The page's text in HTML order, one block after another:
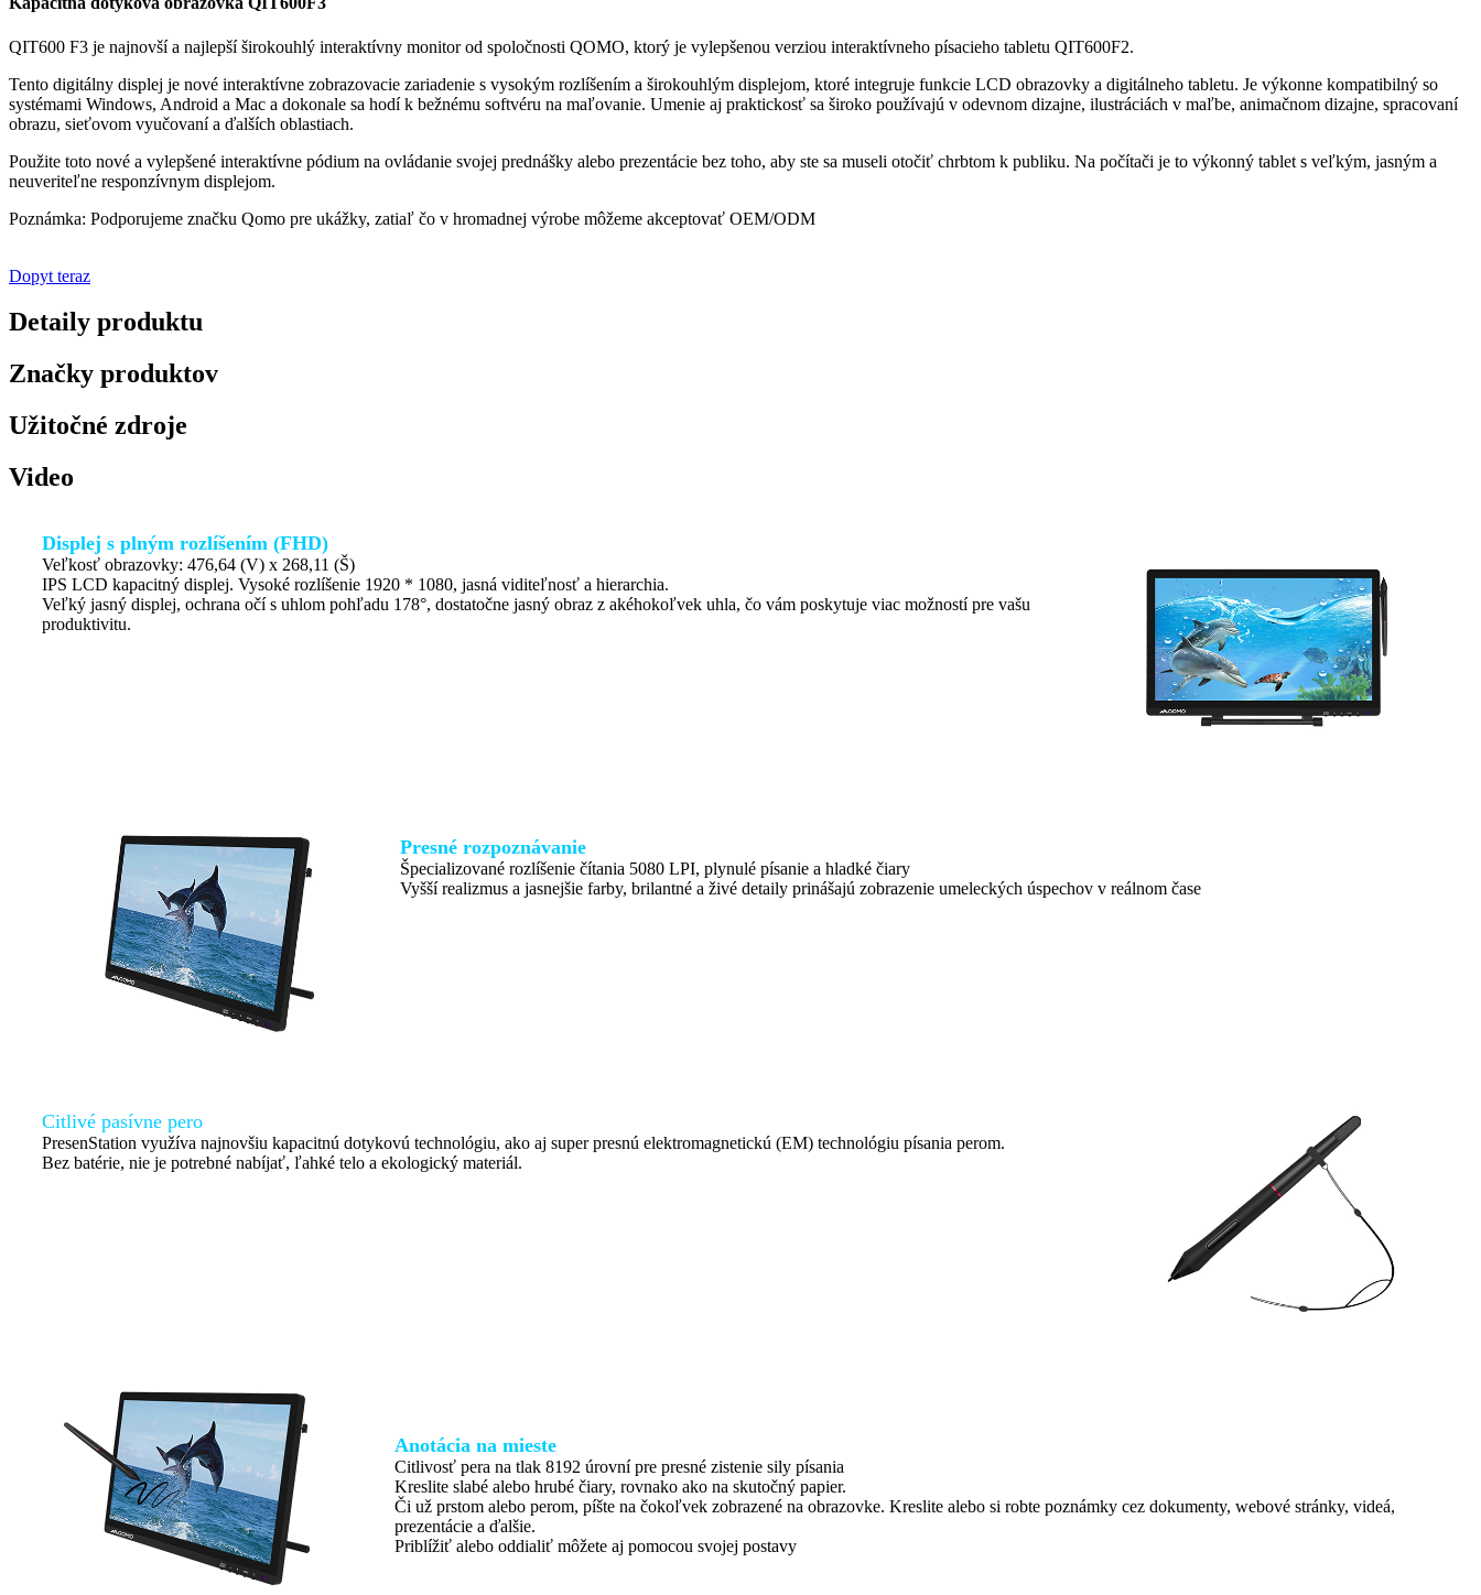
QIT600 F3 je najnovší a najlepší širokouhlý interaktívny monitor od spoločnosti QOMO, ktorý je vylepšenou verziou interaktívneho písacieho tabletu QIT600F2.
Tento digitálny displej je nové interaktívne zobrazovacie zariadenie s vysokým rozlíšením a širokouhlým displejom, ktoré integruje funkcie LCD obrazovky a digitálneho tabletu. Je výkonne kompatibilný so
systémami Windows, Android a Mac a dokonale sa hodí k bežnému softvéru na maľovanie. Umenie aj praktickosť sa široko používajú v odevnom dizajne, ilustráciách v maľbe, animačnom dizajne, spracovaní
obrazu, sieťovom vyučovaní a ďalších oblastiach.
Použite toto nové a vylepšené interaktívne pódium na ovládanie svojej prednášky alebo prezentácie bez toho, aby ste sa museli otočiť chrbtom k publiku. Na počítači je to výkonný tablet s veľkým, jasným a
neuveriteľne responzívnym displejom.
Poznámka: Podporujeme značku Qomo pre ukážky, zatiaľ čo v hromadnej výrobe môžeme akceptovať OEM/ODM
Dopyt teraz
Detaily produktu
Značky produktov
Užitočné zdroje
Video
Displej s plným rozlíšením (FHD)
Veľkosť obrazovky: 476,64 (V) x 268,11 (Š)
IPS LCD kapacitný displej. Vysoké rozlíšenie 1920 * 1080, jasná viditeľnosť a hierarchia.
Veľký jasný displej, ochrana očí s uhlom pohľadu 178°, dostatočne jasný obraz z akéhokoľvek uhla, čo vám poskytuje viac možností pre vašu
produktivitu.
Presné rozpoznávanie
Špecializované rozlíšenie čítania 5080 LPI, plynulé písanie a hladké čiary
Vyšší realizmus a jasnejšie farby, brilantné a živé detaily prinášajú zobrazenie umeleckých úspechov v reálnom čase
Citlivé pasívne pero
PresenStation využíva najnovšiu kapacitnú dotykovú technológiu, ako aj super presnú elektromagnetickú (EM) technológiu písania perom.
Bez batérie, nie je potrebné nabíjať, ľahké telo a ekologický materiál.
Anotácia na mieste
Citlivosť pera na tlak 8192 úrovní pre presné zistenie sily písania
Kreslite slabé alebo hrubé čiary, rovnako ako na skutočný papier.
Či už prstom alebo perom, píšte na čokoľvek zobrazené na obrazovke. Kreslite alebo si robte poznámky cez dokumenty, webové stránky, videá,
prezentácie a ďalšie.
Priblížiť alebo oddialiť môžete aj pomocou svojej postavy